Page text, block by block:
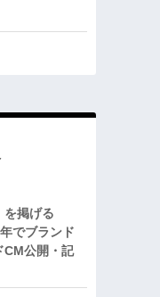
を掲げる
でブランド
CM公開・記